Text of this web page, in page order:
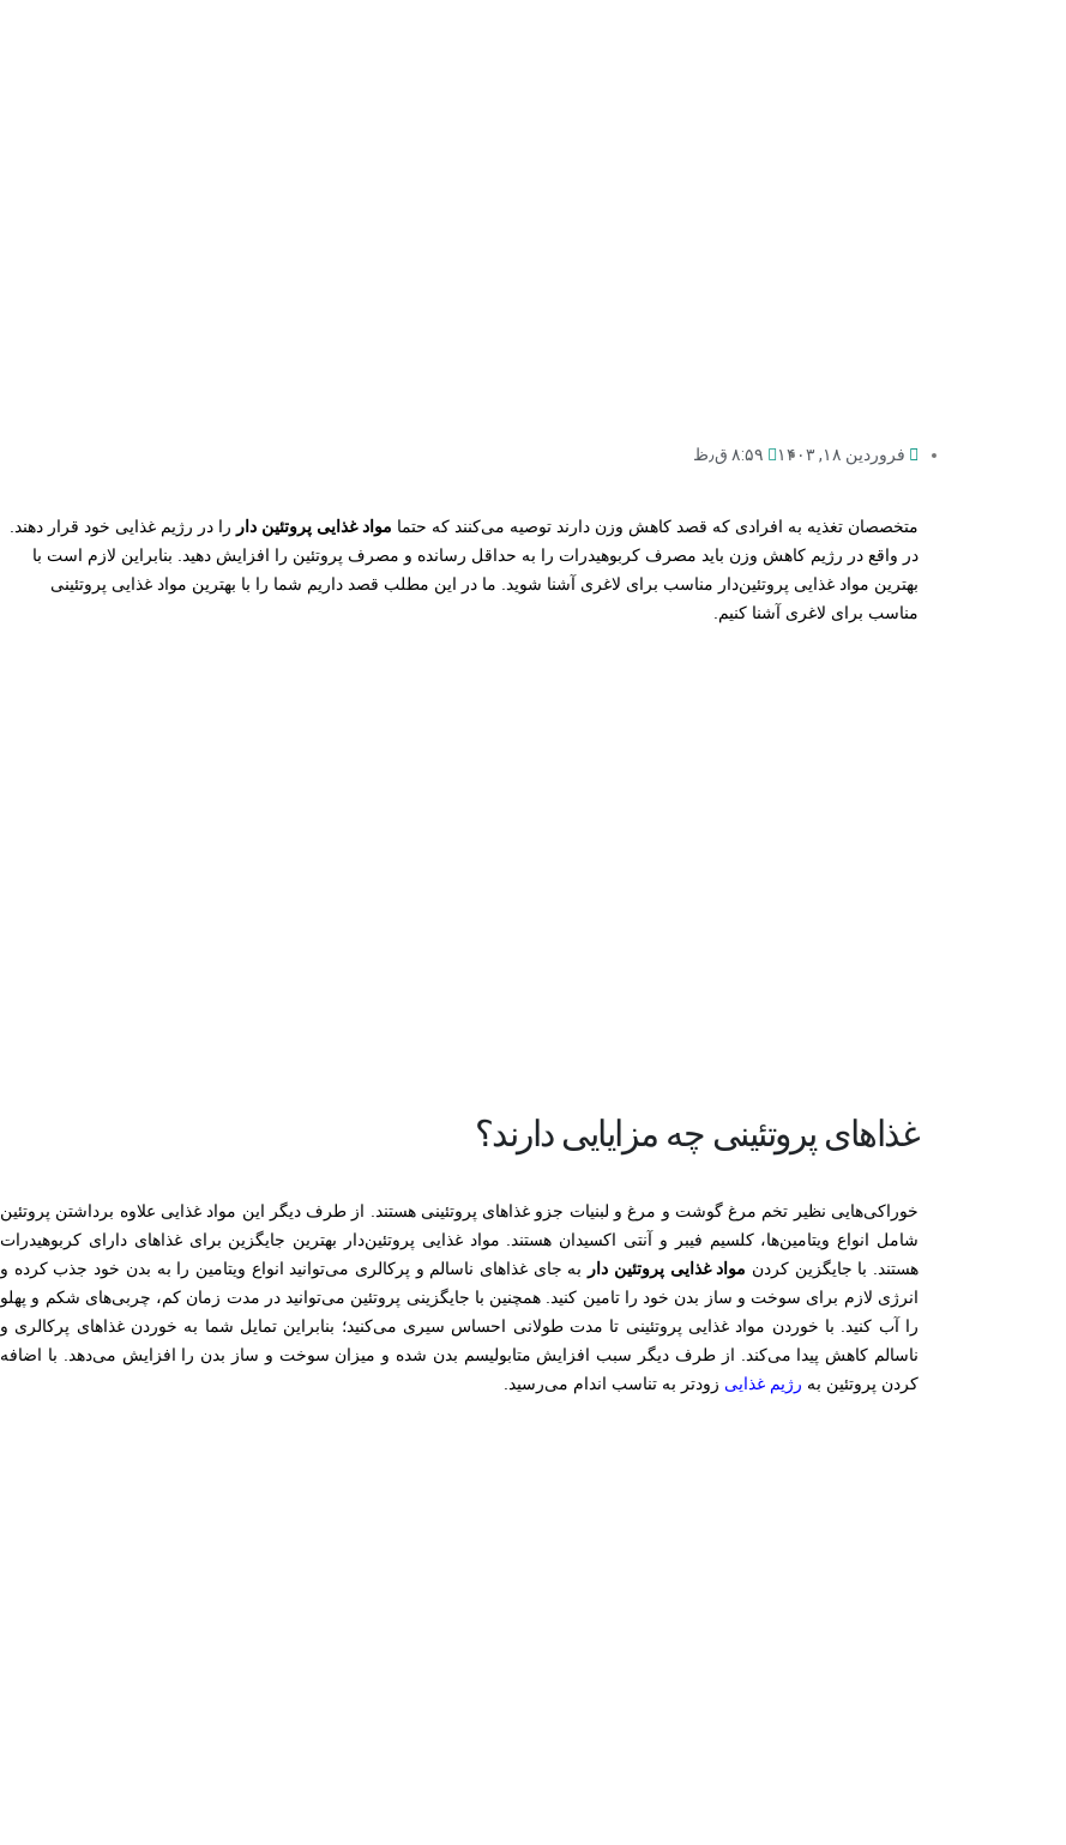
فروردین ۱۸, ۱۴۰۳ ۸:۵۹ ق٫ظ
متخصصان تغذیه به افرادی که قصد کاهش وزن دارند توصیه می‌کنند که حتما مواد غذایی پروتئین دار را در رژیم غذایی خود قرار دهند.
در واقع در رژیم کاهش وزن باید مصرف کربوهیدرات را به حداقل رسانده و مصرف پروتئین را افزایش دهید. بنابراین لازم است با
بهترین مواد غذایی پروتئین‌دار مناسب برای لاغری آشنا شوید. ما در این مطلب قصد داریم شما را با بهترین مواد غذایی پروتئینی
مناسب برای لاغری آشنا کنیم.
غذاهای پروتئینی چه مزایایی دارند؟
خوراکی‌هایی نظیر تخم مرغ گوشت و مرغ و لبنیات جزو غذاهای پروتئینی هستند. از طرف دیگر این مواد غذایی علاوه برداشتن پروتئین
شامل انواع ویتامین‌ها، کلسیم فیبر و آنتی اکسیدان هستند. مواد غذایی پروتئین‌دار بهترین جایگزین برای غذاهای دارای کربوهیدرات
هستند. با جایگزین کردن مواد غذایی پروتئین دار
به جای غذاهای ناسالم و پرکالری می‌توانید انواع ویتامین را به بدن خود جذب کرده و
انرژی لازم برای سوخت و ساز بدن خود را تامین کنید. همچنین با جایگزینی پروتئین می‌توانید در مدت زمان کم، چربی‌های شکم و پهلو
را آب کنید. با خوردن مواد غذایی پروتئینی تا مدت طولانی احساس سیری می‌کنید؛ بنابراین تمایل شما به خوردن غذاهای پرکالری و
ناسالم کاهش پیدا می‌کند. از طرف دیگر سبب افزایش متابولیسم بدن شده و میزان سوخت و ساز بدن را افزایش می‌دهد. با اضافه
کردن پروتئین به رژیم غذایی زودتر به تناسب اندام می‌رسید.